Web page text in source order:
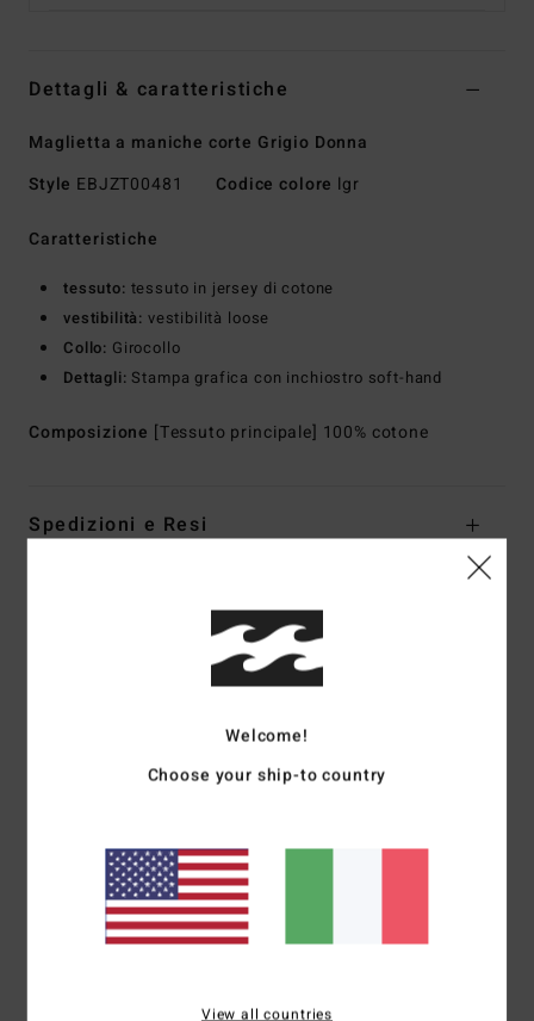
Dettagli & caratteristiche
Maglietta a maniche corte Grigio Donna
Style EBJZT00481 Codice colore lgr
Caratteristiche
tessuto: tessuto in jersey di cotone
vestibilità: vestibilità loose
Collo: Girocollo
Dettagli: Stampa grafica con inchiostro soft-hand
Composizione [Tessuto principale] 100% cotone
Spedizioni e Resi
Recensioni dei clienti
5.0/5
basato su1 recensioni verificatedal gennaio 2026
Il 100% dei nostri clienti consiglia questo prodotto
Comfort
Welcome!
Choose your ship-to country
View all countries